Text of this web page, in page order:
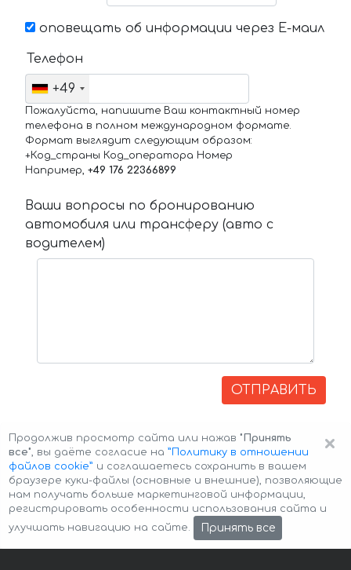
оповещать об информации через Е-маил
Телефон
+49
Пожалуйста, напишите Ваш контактный номер
телефона в полном международном формате.
Формат выглядит следующим образом:
+Код_страны Код_оператора Номер
Например, +49 176 22366899
Ваши вопросы по бронированию
автомобиля или трансферу (авто с
водителем)
ОТПРАВИТЬ
Авторские права © 2026 Авто-Аренда Cookie Policy
×
Продолжив просмотр сайта или нажав "Принять
все", вы даёте согласие на ”Политику в отношении
файлов cookie” и соглашаетесь сохранить в вашем
браузере куки-файлы (основные и внешние), позволяющие
нам получать больше маркетинговой информации,
регистрировать особенности использования сайта и
улучшать навигацию на сайте.
Принять все